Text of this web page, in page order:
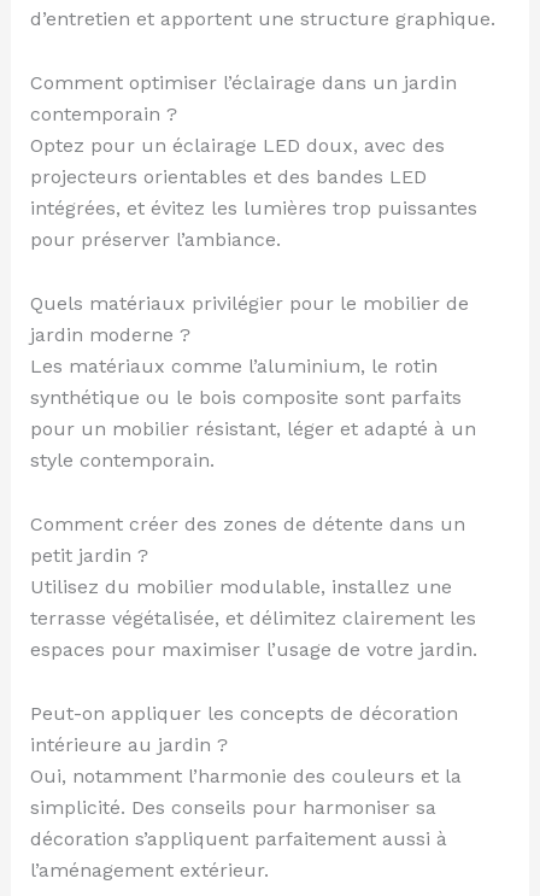
d’entretien et apportent une structure graphique.
Comment optimiser l’éclairage dans un jardin
contemporain ?
Optez pour un éclairage LED doux, avec des
projecteurs orientables et des bandes LED
intégrées, et évitez les lumières trop puissantes
pour préserver l’ambiance.
Quels matériaux privilégier pour le mobilier de
jardin moderne ?
Les matériaux comme l’aluminium, le rotin
synthétique ou le bois composite sont parfaits
pour un mobilier résistant, léger et adapté à un
style contemporain.
Comment créer des zones de détente dans un
petit jardin ?
Utilisez du mobilier modulable, installez une
terrasse végétalisée, et délimitez clairement les
espaces pour maximiser l’usage de votre jardin.
Peut-on appliquer les concepts de décoration
intérieure au jardin ?
Oui, notamment l’harmonie des couleurs et la
simplicité. Des conseils pour harmoniser sa
décoration s’appliquent parfaitement aussi à
l’aménagement extérieur.